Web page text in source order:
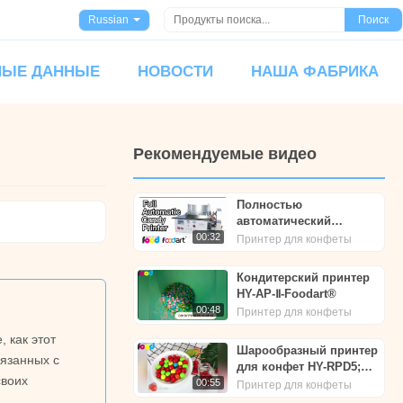
Russian Поиск
ДАННЫЕ НОВОСТИ НАША ФАБРИКА
как этот
с
Рекомендуемые видео
00:32
Полностью
автоматический
принтер для конфет |
съедобными чернилами
| Foodart® от
Foodprinttech
Принтер для конфеты
00:48
Кондитерский принтер
HY-AP-Ⅱ-Foodart®
Принтер для конфеты
00:55
Шарообразный принтер
для конфет HY-RPD5;
Принтер для
Принтер для конфеты